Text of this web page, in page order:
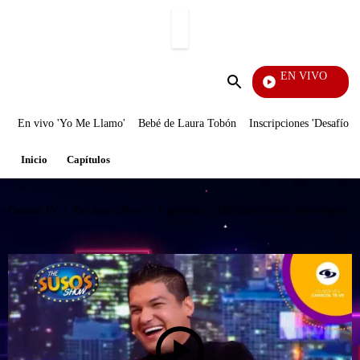
Enviar
EN VIVO
Vecinos
En vivo 'Yo Me Llamo' Bebé de Laura Tobón Inscripciones 'Desafío'
Inicio Capítulos
Caracol TV The Suso's Show Capítulos The Suso's Show: Elder Dayán